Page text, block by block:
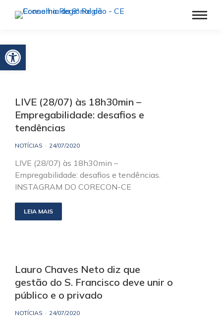
Barra de Ferramentas Aberta
LIVE (28/07) às 18h30min –
Empregabilidade: desafios e
tendências
NOTÍCIAS 24/07/2020
LIVE (28/07) às 18h30min –
Empregabilidade: desafios e tendências.
INSTAGRAM DO CORECON-CE
LEIA MAIS
Lauro Chaves Neto diz que
gestão do S. Francisco deve unir o
público e o privado
NOTÍCIAS 24/07/2020